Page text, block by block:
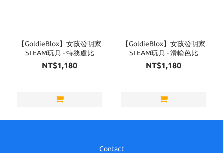
【GoldieBlox】女孩發明家
STEAM玩具 - 特務盧比
NT$1,180
【GoldieBlox】女孩發明家
STEAM玩具 - 滑輪芭比
NT$1,180
Contact